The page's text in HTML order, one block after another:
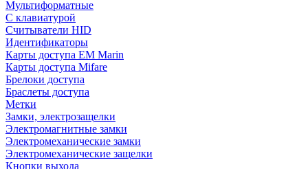
Мультиформатные
С клавиатурой
Считыватели HID
Идентификаторы
Карты доступа EM Marin
Карты доступа Mifare
Брелоки доступа
Браслеты доступа
Метки
Замки, электрозащелки
Электромагнитные замки
Электромеханические замки
Электромеханические защелки
Кнопки выхода